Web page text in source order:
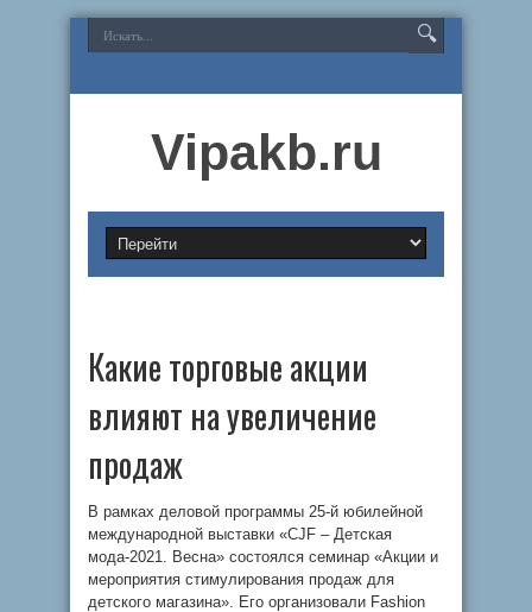
Vipakb.ru
Какие торговые акции
влияют на увеличение
продаж
В рамках деловой программы 25-й юбилейной
международной выставки «CJF – Детская
мода-2021. Весна» состоялся семинар «Акции и
мероприятия стимулирования продаж для
детского магазина». Его организовали Fashion